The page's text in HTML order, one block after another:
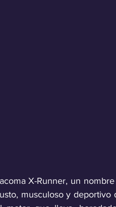
X-Runner, un
musculoso y